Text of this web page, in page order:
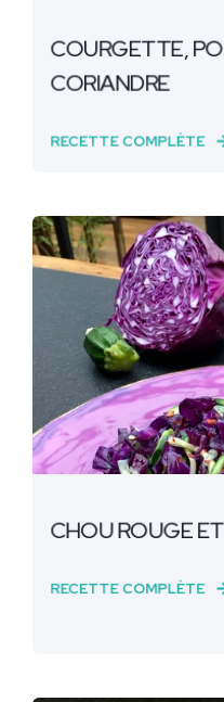
COURGETTE,
CORIANDRE
RECETTE COMPLÈTE
CHOU ROUGE
RECETTE COMPLÈTE